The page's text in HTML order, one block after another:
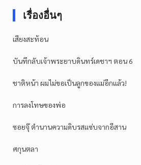
เรื่องอื่นๆ
เสียงสะท้อน
บันทึกลับเจ้าพระยาบดินทร์เดชาฯ ตอน 6
ชาติหน้า ผมไม่ขอเป็นลูกของแม่อีกแล้ว!
การลงโทษของพ่อ
ซอยจุ๊ ตำนานความดิบรสแซ่บจากอีสาน
ศกุนตลา